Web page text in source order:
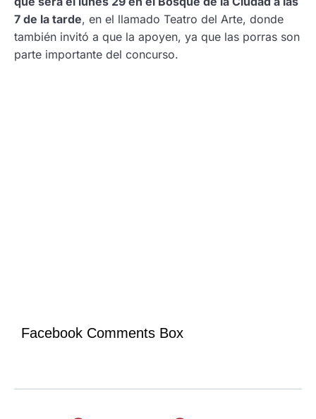
7 de la tarde, en el llamado Teatro del Arte, donde
también invitó a que la apoyen, ya que las porras son
parte importante del concurso.
Facebook Comments Box